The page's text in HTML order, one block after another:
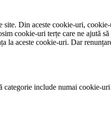
Din aceste cookie-uri,
cookie-uri terțe care ne ajută
aceste cookie-uri. Dar
include numai cookie-